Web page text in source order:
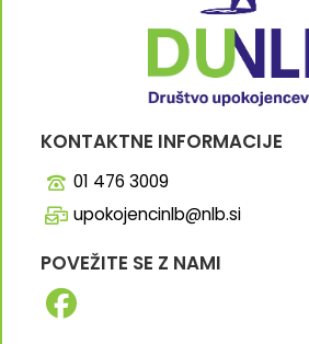
KONTAKTNE INFORMACIJE
01 476 3009
upokojencinlb@nlb.si
POVEŽITE SE Z NAMI